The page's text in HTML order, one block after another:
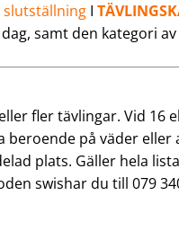
slutställning I
samt den kategori
fler tävlingar. Vid
beroende på väder
plats. Gäller hela
swishar du till 079